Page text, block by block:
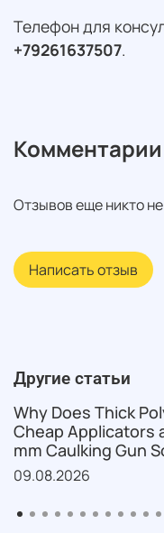
Телефон для
+79261637507.
Комментарии
Отзывов еще никто
Написать отзыв
Другие статьи
Why Does Thick
Cheap Applicators
mm Caulking Gun
09.08.2026